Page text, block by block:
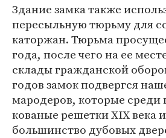
Здание замка также
пересыльную тюрьму для
каторжан. Тюрьма
года, после чего на ее
склады гражданской
годов замок подвергся
мародеров, которые среди
кованые решетки XIX века
большинство дубовых